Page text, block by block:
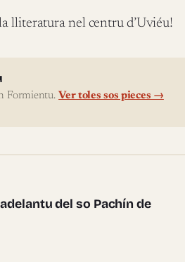
lliteratura nel centru d’Uviéu!
Formientu. Ver toles sos pieces →
pieces
del so Pachín de